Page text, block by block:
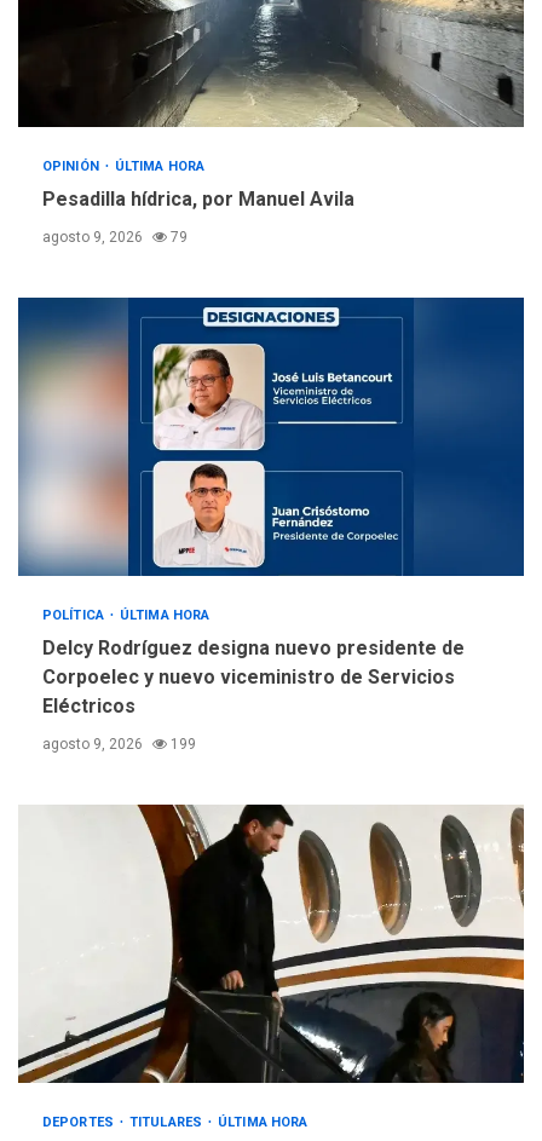
OPINIÓN ÚLTIMA HORA
Pesadilla hídrica, por Manuel Avila
agosto 9, 2026 79
POLÍTICA ÚLTIMA HORA
Delcy Rodríguez designa nuevo presidente de
Corpoelec y nuevo viceministro de Servicios
Eléctricos
agosto 9, 2026 199
DEPORTES TITULARES ÚLTIMA HORA